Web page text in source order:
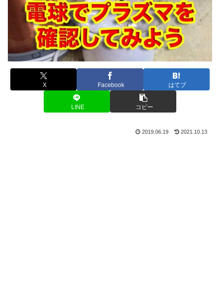
X Facebook はてブ
LINE コピー
2019.06.19 2021.10.13